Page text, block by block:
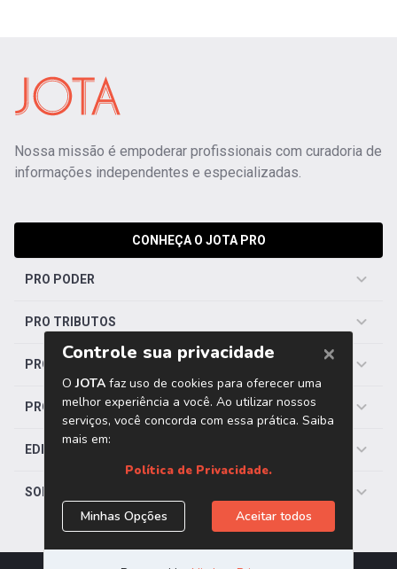
Nossa missão é empoderar profissionais com curadoria de
informações independentes e especializadas.
CONHEÇA O JOTA PRO
PRO PODER
PRO TRIBUTOS
PRO TRABALHISTA
PRO SAÚDE
EDITORIAS
SOBRE O JOTA